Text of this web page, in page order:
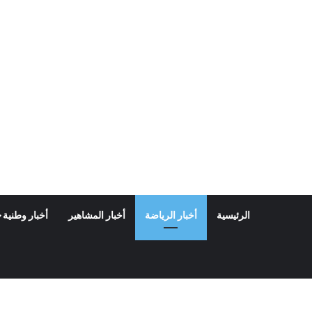
الرئيسية أخبار الرياضة أخبار المشاهير أخبار وطنية